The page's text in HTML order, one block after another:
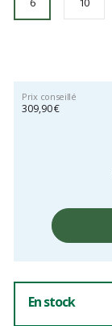
Prix conseillé
309,90 €
En stock